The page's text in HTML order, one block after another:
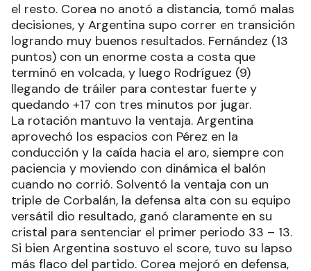
el resto. Corea no anotó a distancia, tomó malas
decisiones, y Argentina supo correr en transición
logrando muy buenos resultados. Fernández (13
puntos) con un enorme costa a costa que
terminó en volcada, y luego Rodríguez (9)
llegando de tráiler para contestar fuerte y
quedando +17 con tres minutos por jugar.
La rotación mantuvo la ventaja. Argentina
aprovechó los espacios con Pérez en la
conducción y la caída hacia el aro, siempre con
paciencia y moviendo con dinámica el balón
cuando no corrió. Solventó la ventaja con un
triple de Corbalán, la defensa alta con su equipo
versátil dio resultado, ganó claramente en su
cristal para sentenciar el primer periodo 33 – 13.
Si bien Argentina sostuvo el score, tuvo su lapso
más flaco del partido. Corea mejoró en defensa,